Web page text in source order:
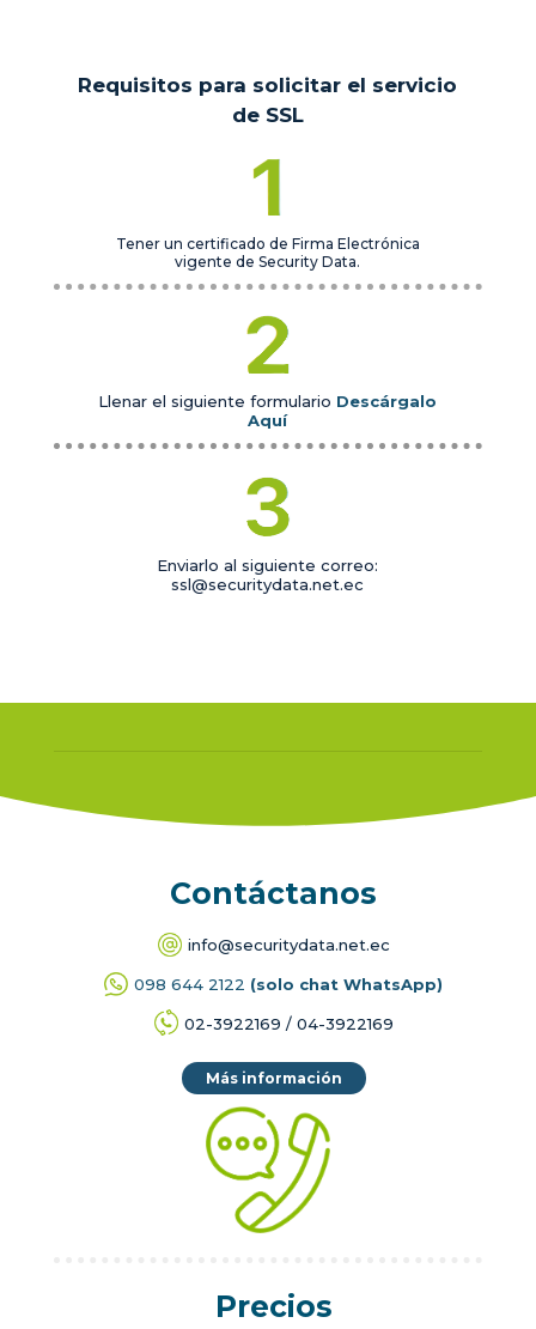
Requisitos para solicitar el servicio
de SSL
Tener un certificado de Firma Electrónica
vigente de Security Data.
Llenar el siguiente formulario Descárgalo
Aquí
Enviarlo al siguiente correo:
ssl@securitydata.net.ec
Contáctanos
info@securitydata.net.ec
098 644 2122 (solo chat WhatsApp)
02-3922169 / 04-3922169
Más información
Precios